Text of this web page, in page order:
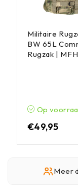
Militaire
BW 65L
Rugzak | MFH
Op
€49,95
Meer